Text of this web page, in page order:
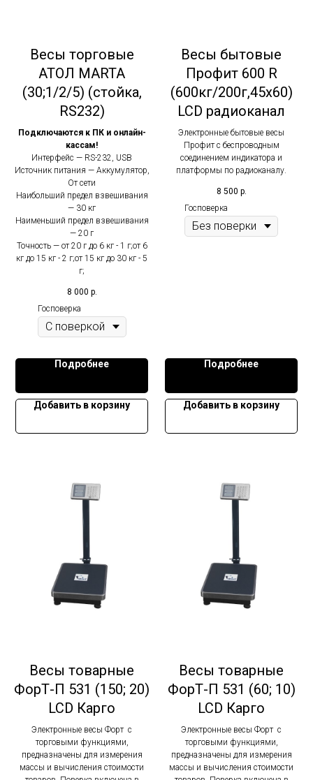
Весы торговые
АТОЛ MARTA
(30;1/2/5) (стойка,
RS232)
Подключаются к ПК и онлайн-
кассам!
Интерфейс — RS-232, USB
Источник питания — Аккумулятор,
От сети
Наибольший предел взвешивания
— 30 кг
Наименьший предел взвешивания
— 20 г
Точность — от 20 г до 6 кг - 1 г;от 6
кг до 15 кг - 2 г;от 15 кг до 30 кг - 5
г;
8 000 р.
Госповерка
Подробнее
Добавить в корзину
Весы бытовые
Профит 600 R
(600кг/200г,45x60)
LCD радиоканал
Электронные бытовые весы
Профит с беспроводным
соединением индикатора и
платформы по радиоканалу.
8 500 р.
Госповерка
Подробнее
Добавить в корзину
Весы товарные
ФорТ-П 531 (150; 20)
LCD Карго
Электронные весы Форт с
торговыми функциями,
предназначены для измерения
массы и вычисления стоимости
Весы товарные
ФорТ-П 531 (60; 10)
LCD Карго
Электронные весы Форт с
торговыми функциями,
предназначены для измерения
массы и вычисления стоимости